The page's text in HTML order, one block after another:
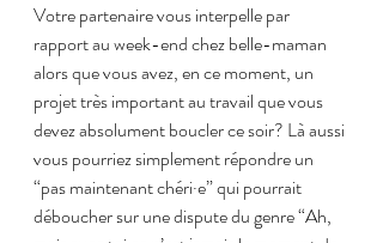
Votre partenaire vous interpelle par
rapport au week-end chez belle-maman
alors que vous avez, en ce moment, un
projet très important au travail que vous
devez absolument boucler ce soir? Là aussi
vous pourriez simplement répondre un
“pas maintenant chéri·e” qui pourrait
déboucher sur une dispute du genre “Ah,